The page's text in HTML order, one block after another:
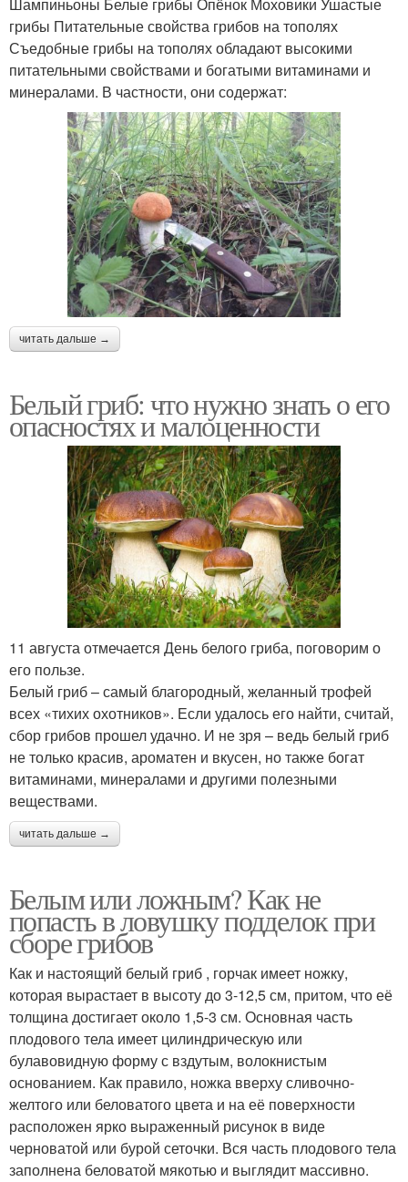
Шампиньоны Белые грибы Опёнок Моховики Ушастые
грибы Питательные свойства грибов на тополях
Съедобные грибы на тополях обладают высокими
питательными свойствами и богатыми витаминами и
минералами. В частности, они содержат:
читать дальше →
Белый гриб: что нужно знать о его
опасностях и малоценности
11 августа отмечается День белого гриба, поговорим о
его пользе.
Белый гриб – самый благородный, желанный трофей
всех «тихих охотников». Если удалось его найти, считай,
сбор грибов прошел удачно. И не зря – ведь белый гриб
не только красив, ароматен и вкусен, но также богат
витаминами, минералами и другими полезными
веществами.
читать дальше →
Белым или ложным? Как не
попасть в ловушку подделок при
сборе грибов
Как и настоящий белый гриб , горчак имеет ножку,
которая вырастает в высоту до 3-12,5 см, притом, что её
толщина достигает около 1,5-3 см. Основная часть
плодового тела имеет цилиндрическую или
булавовидную форму с вздутым, волокнистым
основанием. Как правило, ножка вверху сливочно-
желтого или беловатого цвета и на её поверхности
расположен ярко выраженный рисунок в виде
черноватой или бурой сеточки. Вся часть плодового тела
заполнена беловатой мякотью и выглядит массивно.